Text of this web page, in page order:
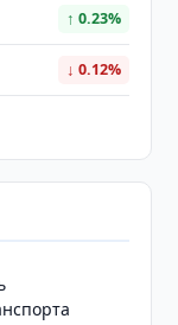
↑ 0.23%
↓ 0.12%